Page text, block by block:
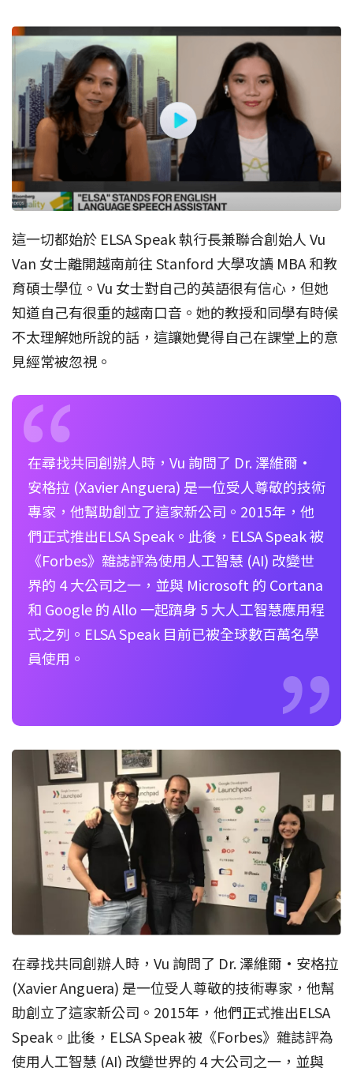
這一切都始於 ELSA Speak 執行長兼聯合創始人 Vu
Van 女士離開越南前往 Stanford 大學攻讀 MBA 和教
育碩士學位。Vu 女士對自己的英語很有信心，但她
知道自己有很重的越南口音。她的教授和同學有時候
不太理解她所說的話，這讓她覺得自己在課堂上的意
見經常被忽視。
在尋找共同創辦人時，Vu 詢問了 Dr. 澤維爾·
安格拉 (Xavier Anguera) 是一位受人尊敬的技術
專家，他幫助創立了這家新公司。2015年，他
們正式推出ELSA Speak。此後，ELSA Speak 被
《Forbes》雜誌評為使用人工智慧 (AI) 改變世
界的 4 大公司之一，並與 Microsoft 的 Cortana
和 Google 的 Allo 一起躋身 5 大人工智慧應用程
式之列。ELSA Speak 目前已被全球數百萬名學
員使用。
在尋找共同創辦人時，Vu 詢問了 Dr. 澤維爾·安格拉
(Xavier Anguera) 是一位受人尊敬的技術專家，他幫
助創立了這家新公司。2015年，他們正式推出ELSA
Speak。此後，ELSA Speak 被《Forbes》雜誌評為
使用人工智慧 (AI) 改變世界的 4 大公司之一，並與